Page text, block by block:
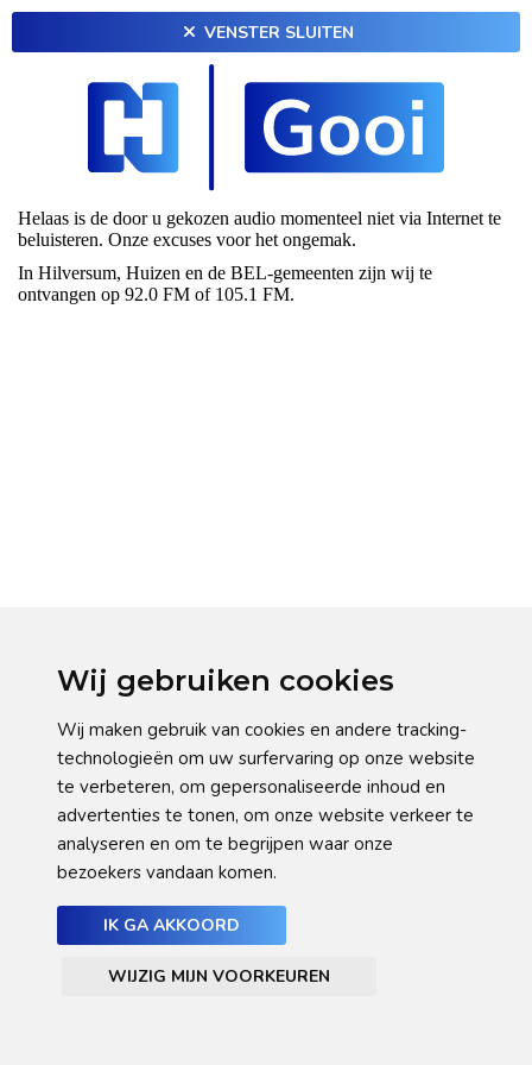
Wij gebruiken cookies
Wij maken gebruik van cookies en andere tracking-
technologieën om uw surfervaring op onze website
te verbeteren, om gepersonaliseerde inhoud en
advertenties te tonen, om onze website verkeer te
analyseren en om te begrijpen waar onze
bezoekers vandaan komen.
IK GA AKKOORD
WIJZIG MIJN VOORKEUREN
VENSTER SLUITEN
Helaas is de door u gekozen audio momenteel niet via Internet te
beluisteren. Onze excuses voor het ongemak.
In Hilversum, Huizen en de BEL-gemeenten zijn wij te
ontvangen op 92.0 FM of 105.1 FM.